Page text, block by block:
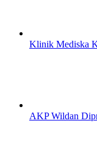
Klinik Mediska
AKP Wildan